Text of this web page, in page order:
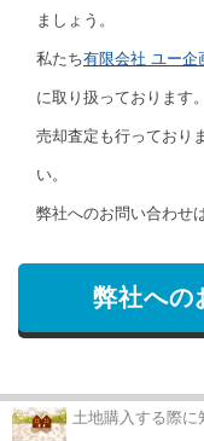
ましょう。
私たち有限会社 ユー企
に取り扱っております。
売却査定も行っており
い。
弊社へのお問い合わせ
弊社への
土地購入する際に